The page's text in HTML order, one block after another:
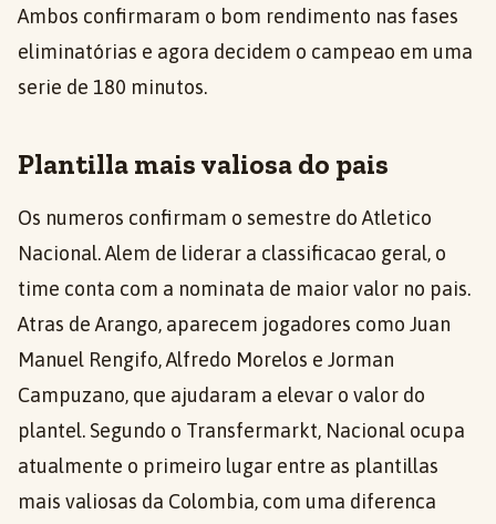
Ambos confirmaram o bom rendimento nas fases
eliminatórias e agora decidem o campeao em uma
serie de 180 minutos.
Plantilla mais valiosa do pais
Os numeros confirmam o semestre do Atletico
Nacional. Alem de liderar a classificacao geral, o
time conta com a nominata de maior valor no pais.
Atras de Arango, aparecem jogadores como Juan
Manuel Rengifo, Alfredo Morelos e Jorman
Campuzano, que ajudaram a elevar o valor do
plantel. Segundo o Transfermarkt, Nacional ocupa
atualmente o primeiro lugar entre as plantillas
mais valiosas da Colombia, com uma diferenca